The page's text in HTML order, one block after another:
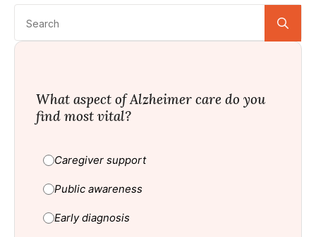
What aspect of Alzheimer care do you
find most vital?
Caregiver support
Public awareness
Early diagnosis